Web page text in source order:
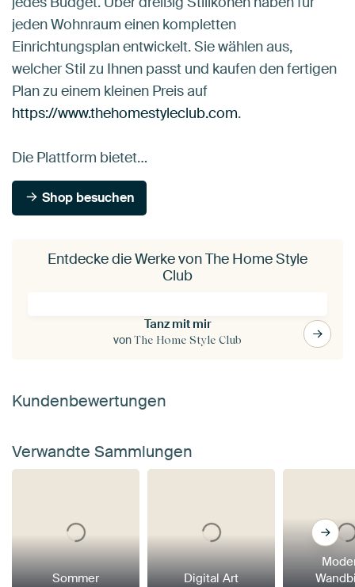
jeden Wohnraum einen kompletten
Einrichtungsplan entwickelt. Sie wählen aus,
welcher Stil zu Ihnen passt und kaufen den fertigen
Plan zu einem kleinen Preis auf
https://www.thehomestyleclub.com.
Die Plattform bietet…
Shop besuchen
Entdecke die Werke von The Home Style
Club
Tanz mit mir
vonThe Home Style Club
Kundenbewertungen
Verwandte Sammlungen
Sommer Digital Art